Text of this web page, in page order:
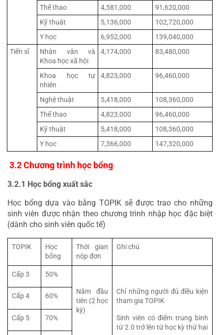
Thể thao
4,581,000
91,620,000
Kỹ thuật
5,136,000
102,720,000
Y học
6,952,000
139,040,000
Tiến sĩ
Nhân văn và
Khoa học xã hội
4,174,000 83,480,000
Khoa học tự
nhiên
4,823,000 96,460,000
Nghệ thuật 5,418,000
108,360,000
Thể thao
4,823,000
96,460,000
Kỹ thuật
5,418,000
108,360,000
Y học
7,366,000 147,320,000
3.2 Chương trình học bổng
3.2.1 Học bổng xuất sắc
Học bổng dựa vào bằng TOPIK sẽ được trao cho những
sinh viên được nhận theo chương trình nhập học đặc biệt
(dành cho sinh viên quốc tế)
TOPIK
Học
bổng
Thời gian
nộp đơn
Ghi chú
Cấp 3 50%
Năm đầu
tiên (2 học
kỳ)
Chỉ những người đủ điều kiện
tham gia TOPIK
Sinh viên có điểm trung bình
từ 2.0 trở lên từ học kỳ thứ hai
Cấp 4 60%
Cấp 5 70%